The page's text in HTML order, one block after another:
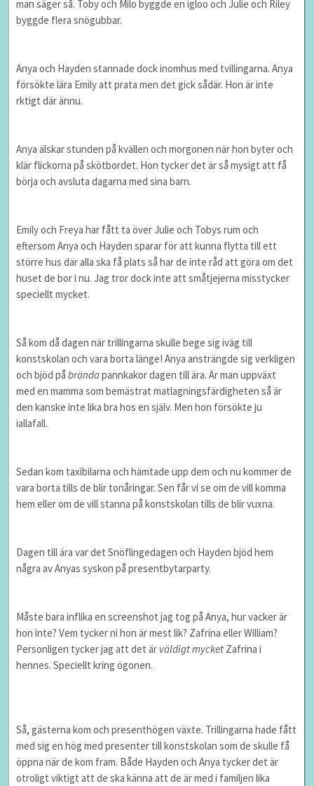
man säger så. Toby och Milo byggde en igloo och Julie och Riley
byggde flera snögubbar.
Anya och Hayden stannade dock inomhus med tvillingarna. Anya
försökte lära Emily att prata men det gick sådär. Hon är inte
rktigt där ännu.
Anya älskar stunden på kvällen och morgonen när hon byter och
klär flickorna på skötbordet. Hon tycker det är så mysigt att få
börja och avsluta dagarna med sina barn.
Emily och Freya har fått ta över Julie och Tobys rum och
eftersom Anya och Hayden sparar för att kunna flytta till ett
större hus där alla ska få plats så har de inte råd att göra om det
huset de bor i nu. Jag tror dock inte att småtjejerna misstycker
speciellt mycket.
Så kom då dagen när trillingarna skulle bege sig iväg till
konstskolan och vara borta länge! Anya ansträngde sig verkligen
och bjöd påbrändapannkakor dagen till ära. Är man uppväxt
med en mamma som bemästrat matlagningsfärdigheten så är
den kanske inte lika bra hos en själv. Men hon försökte ju
iallafall.
Sedan kom taxibilarna och hämtade upp dem och nu kommer de
vara borta tills de blir tonåringar. Sen får vi se om de vill komma
hem eller om de vill stanna på konstskolan tills de blir vuxna.
Dagen till ära var det Snöflingedagen och Hayden bjöd hem
några av Anyas syskon på presentbytarparty.
Måste bara inflika en screenshot jag tog på Anya, hur vacker är
hon inte? Vem tycker ni hon är mest lik? Zafrina eller William?
Personligen tycker jag att det är väldigt mycket Zafrina i
hennes. Speciellt kring ögonen.
Så, gästerna kom och presenthögen växte. Trillingarna hade fått
med sig en hög med presenter till konstskolan som de skulle få
öppna när de kom fram. Både Hayden och Anya tycker det är
otroligt viktigt att de ska känna att de är med i familjen lika